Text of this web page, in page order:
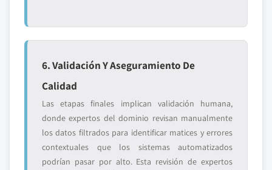
6. Validación Y Aseguramiento De
Calidad
Las etapas finales implican validación humana,
donde expertos del dominio revisan manualmente
los datos filtrados para identificar matices y errores
contextuales que los sistemas automatizados
podrían pasar por alto. Esta revisión de expertos